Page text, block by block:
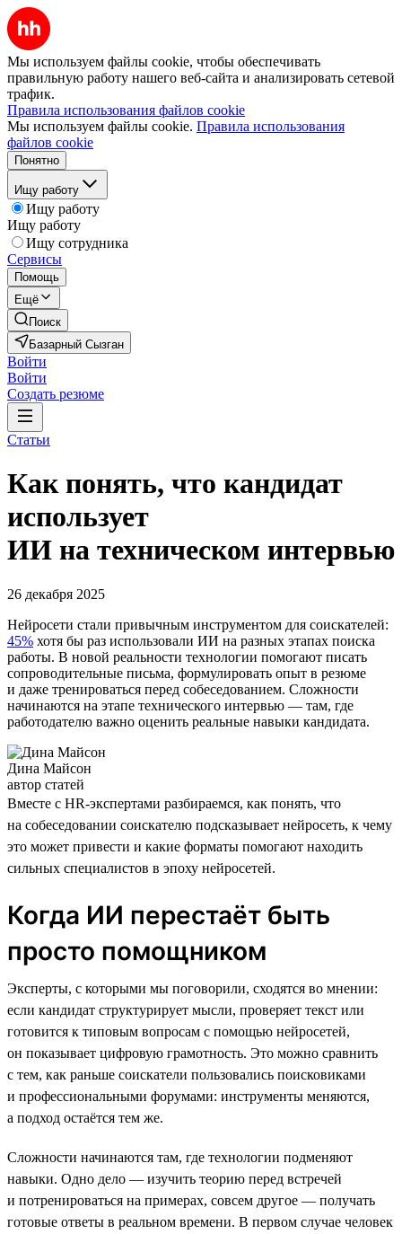
Мы используем файлы cookie, чтобы обеспечивать
правильную работу нашего веб-сайта и анализировать сетевой
трафик.
Правила использования файлов cookie
Мы используем файлы cookie. Правила использования
файлов cookie
Понятно
Ищу работу
Ищу работу
Ищу работу
Ищу сотрудника
Сервисы
Помощь
Ещё
Поиск
Базарный Сызган
Войти
Войти
Создать резюме
Статьи
Как понять, что кандидат
использует
ИИ на техническом интервью
26 декабря 2025
Нейросети стали привычным инструментом для соискателей:
45% хотя бы раз использовали ИИ на разных этапах поиска
работы. В новой реальности технологии помогают писать
сопроводительные письма, формулировать опыт в резюме
и даже тренироваться перед собеседованием. Сложности
начинаются на этапе технического интервью — там, где
работодателю важно оценить реальные навыки кандидата.
Дина Майсон
автор статей
Вместе с HR-экспертами разбираемся, как понять, что
на собеседовании соискателю подсказывает нейросеть, к чему
это может привести и какие форматы помогают находить
сильных специалистов в эпоху нейросетей.
Когда ИИ перестаёт быть
просто помощником
Эксперты, с которыми мы поговорили, сходятся во мнении:
если кандидат структурирует мысли, проверяет текст или
готовится к типовым вопросам с помощью нейросетей,
он показывает цифровую грамотность. Это можно сравнить
с тем, как раньше соискатели пользовались поисковиками
и профессиональными форумами: инструменты меняются,
а подход остаётся тем же.
Сложности начинаются там, где технологии подменяют
навыки. Одно дело — изучить теорию перед встречей
и потренироваться на примерах, совсем другое — получать
готовые ответы в реальном времени. В первом случае человек